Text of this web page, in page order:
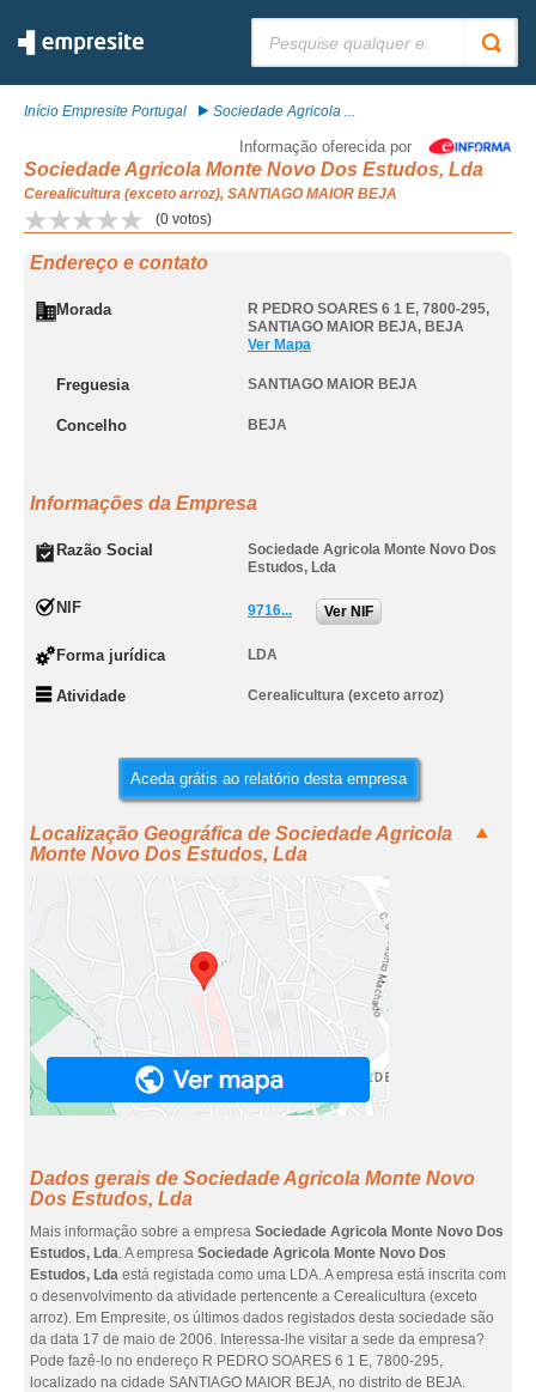
Início Empresite Portugal Sociedade Agricola ...
Informação oferecida por
Sociedade Agricola Monte Novo Dos Estudos, Lda
Cerealicultura (exceto arroz), SANTIAGO MAIOR BEJA
(0 votos)
Endereço e contato
Morada R PEDRO SOARES 6 1 E, 7800-295,
SANTIAGO MAIOR BEJA, BEJA
Ver Mapa
Freguesia SANTIAGO MAIOR BEJA
Concelho BEJA
Informações da Empresa
Razão Social
Sociedade Agricola Monte Novo Dos
Estudos, Lda
NIF 9716... Ver NIF
Forma jurídica LDA
Atividade Cerealicultura (exceto arroz)
Aceda grátis ao relatório desta empresa
Localização Geográfica de Sociedade Agricola
Monte Novo Dos Estudos, Lda
Dados gerais de Sociedade Agricola Monte Novo
Dos Estudos, Lda
Mais informação sobre a empresa Sociedade Agricola Monte Novo Dos
Estudos, Lda. A empresa Sociedade Agricola Monte Novo Dos
Estudos, Lda está registada como uma LDA. A empresa está inscrita com
o desenvolvimento da atividade pertencente a Cerealicultura (exceto
arroz). Em Empresite, os últimos dados registados desta sociedade são
da data 17 de maio de 2006. Interessa-lhe visitar a sede da empresa?
Pode fazê-lo no endereço R PEDRO SOARES 6 1 E, 7800-295,
localizado na cidade SANTIAGO MAIOR BEJA, no distrito de BEJA.